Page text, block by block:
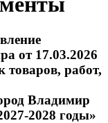
от 17.03.2026
работ,
Владимир
2028 годы»